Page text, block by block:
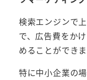
検索エンジンで
で、広告費をか
めることができま
特に中小企業の